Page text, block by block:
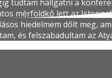
tudtam hallgatni a
mérföldkő lett az Istennel
hiedelmem dőlt meg,
és felszabadultam az